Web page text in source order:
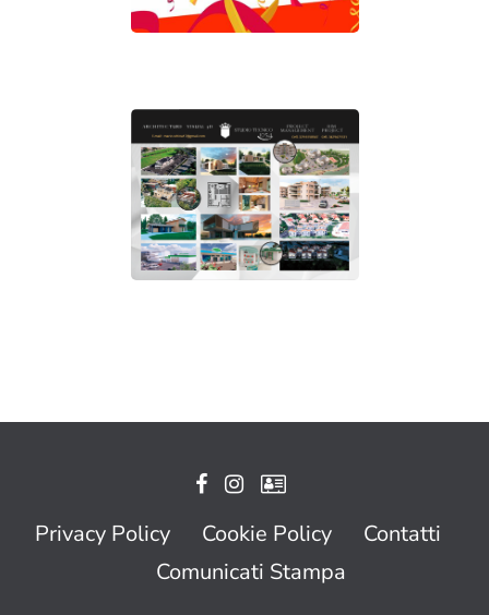
Privacy Policy Cookie Policy
Contatti
Comunicati Stampa